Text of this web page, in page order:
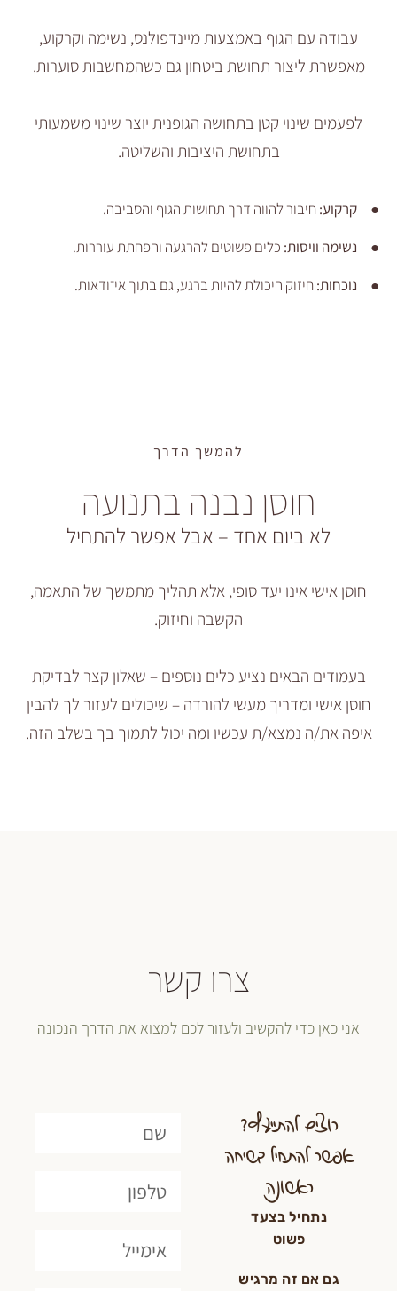
הגוף באמצעות מיינדפולנס, נשימה וקרקוע,
תחושת ביטחון גם כשהמחשבות סוערות.
קטן בתחושה הגופנית יוצר שינוי משמעותי
בתחושת היציבות והשליטה.
להווה דרך תחושות הגוף והסביבה.
כלים פשוטים להרגעה והפחתת עוררות.
היכולת להיות ברגע, גם בתוך אי־ודאות.
להמשך הדרך
נבנה בתנועה
ביום אחד – אבל אפשר להתחיל
אינו יעד סופי, אלא תהליך מתמשך של התאמה,
הקשבה וחיזוק.
נציע כלים נוספים – שאלון קצר לבדיקת
ומדריך מעשי להורדה – שיכולים לעזור לך להבין
נמצא/ת עכשיו ומה יכול לתמוך בך בשלב הזה.
צרו קשר
להקשיב ולעזור לכם למצוא את הדרך הנכונה
להתייעץ?
בשיחה
זה מרגיש